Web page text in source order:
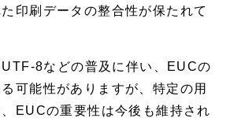
印刷データの整合性が保たれて
8などの普及に伴い、EUCの
可能性がありますが、特定の用
EUCの重要性は今後も維持され